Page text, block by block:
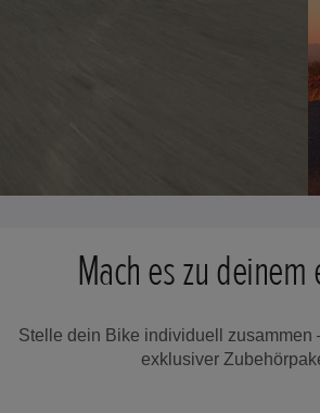
Mach es zu deinem
Stelle dein Bike individuell zusammen
exklusiver